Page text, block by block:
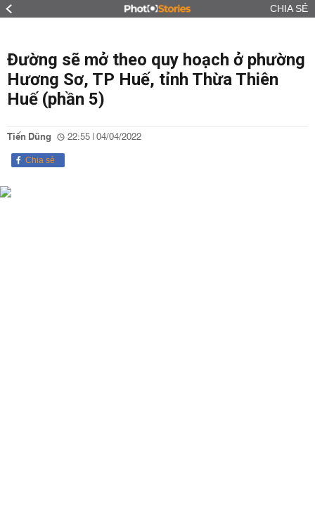
CHIA SẺ
Đường sẽ mở theo quy hoạch ở phường
Hương Sơ, TP Huế, tỉnh Thừa Thiên
Huế (phần 5)
Tiến Dũng 22:55 | 04/04/2022
Chia sẻ